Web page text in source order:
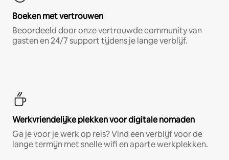
Boeken met vertrouwen
Beoordeeld door onze vertrouwde community van
gasten en 24/7 support tijdens je lange verblijf.
Werkvriendelijke plekken voor digitale nomaden
Ga je voor je werk op reis? Vind een verblijf voor de
lange termijn met snelle wifi en aparte werkplekken.